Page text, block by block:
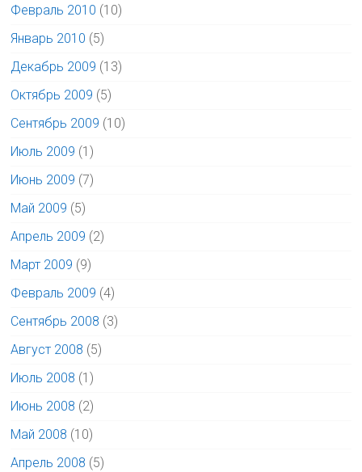
Февраль 2010 (10)
Январь 2010 (5)
Декабрь 2009 (13)
Октябрь 2009 (5)
Сентябрь 2009 (10)
Июль 2009 (1)
Июнь 2009 (7)
Май 2009 (5)
Апрель 2009 (2)
Март 2009 (9)
Февраль 2009 (4)
Сентябрь 2008 (3)
Август 2008 (5)
Июль 2008 (1)
Июнь 2008 (2)
Май 2008 (10)
Апрель 2008 (5)